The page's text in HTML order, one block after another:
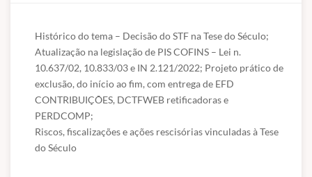
Histórico do tema – Decisão do STF na Tese do Século;
Atualização na legislação de PIS COFINS – Lei n.
10.637/02, 10.833/03 e IN 2.121/2022; Projeto prático de
exclusão, do início ao fim, com entrega de EFD
CONTRIBUIÇÕES, DCTFWEB retificadoras e
PERDCOMP;
Riscos, fiscalizações e ações rescisórias vinculadas à Tese
do Século